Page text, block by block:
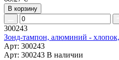
В корзину
300243
Зонд-тампон, алюминий -
Арт: 300243
Арт: 300243 В наличии